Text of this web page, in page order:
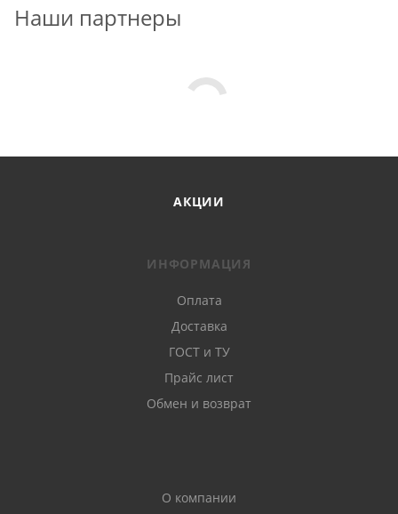
Наши партнеры
АКЦИИ
ИНФОРМАЦИЯ
Оплата
Доставка
ГОСТ и ТУ
Прайс лист
Обмен и возврат
О компании